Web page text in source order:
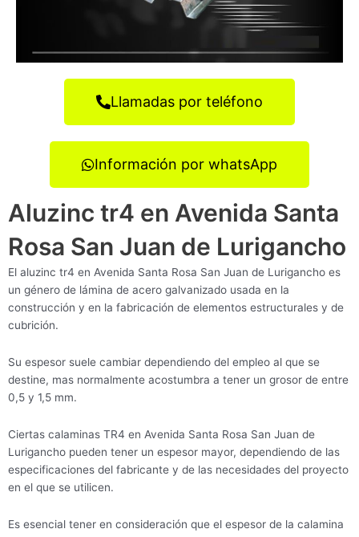
Llamadas por teléfono
Información por whatsApp
Aluzinc tr4 en Avenida Santa
Rosa San Juan de Lurigancho
El aluzinc tr4 en Avenida Santa Rosa San Juan de Lurigancho es
un género de lámina de acero galvanizado usada en la
construcción y en la fabricación de elementos estructurales y de
cubrición.
Su espesor suele cambiar dependiendo del empleo al que se
destine, mas normalmente acostumbra a tener un grosor de entre
0,5 y 1,5 mm.
Ciertas calaminas TR4 en Avenida Santa Rosa San Juan de
Lurigancho pueden tener un espesor mayor, dependiendo de las
especificaciones del fabricante y de las necesidades del proyecto
en el que se utilicen.
Es esencial tener en consideración que el espesor de la calamina